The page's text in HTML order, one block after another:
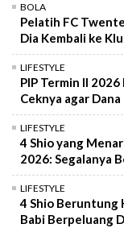
BOLA
Pelatih FC
Dia Kembali ke
LIFESTYLE
PIP Termin II
Ceknya agar
LIFESTYLE
4 Shio yang
2026: Segalanya
LIFESTYLE
4 Shio Beruntung
Babi Berpeluang